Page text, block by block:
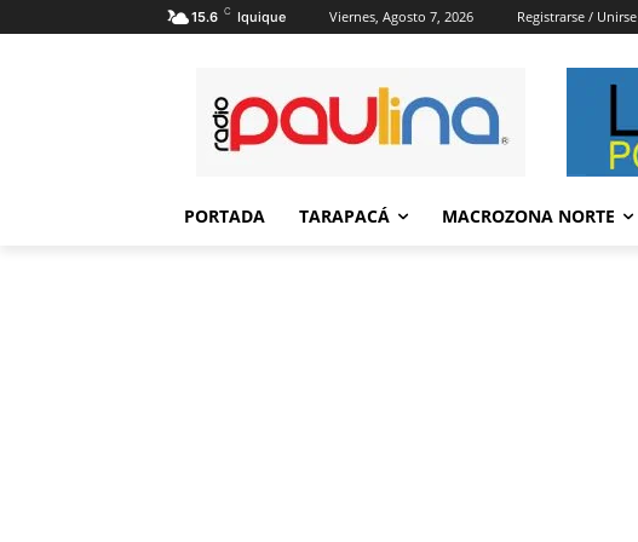
15.6 C Iquique Viernes, Agosto 7, 2026 Registrarse / Unirse
PORTADA TARAPACÁ MACROZONA NORTE